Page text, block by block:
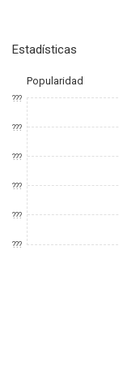
Estadísticas
Popularidad
???
???
???
???
???
???